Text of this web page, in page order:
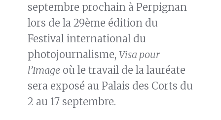
septembre prochain à Perpignan
lors de la 29ème édition du
Festival international du
photojournalisme, Visa pour
l’Image où le travail de la lauréate
sera exposé au Palais des Corts du
2 au 17 septembre.